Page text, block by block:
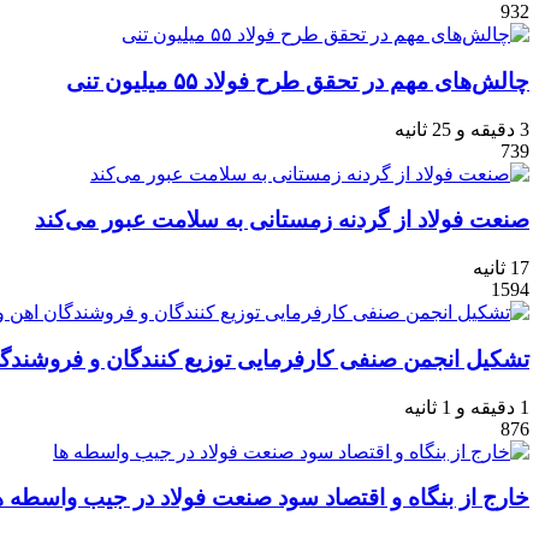
932
چالش‌های مهم در تحقق طرح فولاد ۵۵ میلیون تنی
3 دقیقه و 25 ثانیه
739
صنعت فولاد از گردنه زمستانی به سلامت عبور می‌کند
17 ثانیه
1594
تشکیل انجمن صنفی کارفرمایی توزیع کنندگان و
1 دقیقه و 1 ثانیه
876
خارج از بنگاه و اقتصاد سود صنعت فولاد در جیب واسطه‌